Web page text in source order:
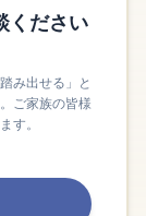
ください
み出せる」と
ご家族の皆様
す。